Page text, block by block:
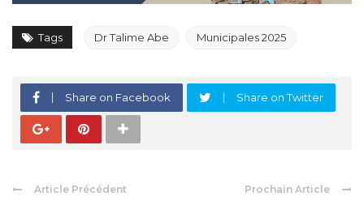
Tags Dr Talime Abe Municipales 2025
Share on Facebook Share on Twitter
Article Précédent Prochain Article